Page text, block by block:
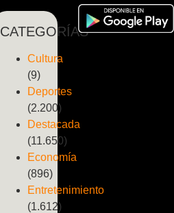
CATEGORÍAS
Cultura
(9)
Deportes
(2.200)
Destacada
(11.650)
Economía
(896)
Entretenimiento
(1.612)